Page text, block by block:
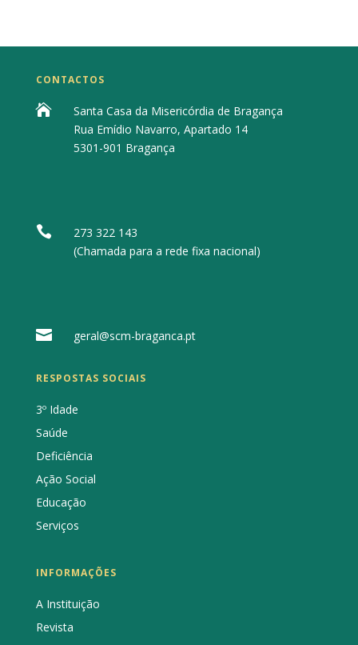
CONTACTOS

Santa Casa da Misericórdia de Bragança
Rua Emídio Navarro, Apartado 14
5301-901 Bragança

273 322 143
(Chamada para a rede fixa nacional)
 geral@scm-braganca.pt
RESPOSTAS SOCIAIS
3º Idade
Saúde
Deficiência
Ação Social
Educação
Serviços
INFORMAÇÕES
A Instituição
Revista